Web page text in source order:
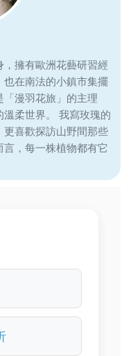
擁有歐洲花藝研習經
在南法的小鎮市集擺
漫羽花旅」的主理
柔世界。 我寫玫瑰的
喜歡探訪山野間那些
，每一株植物都有它